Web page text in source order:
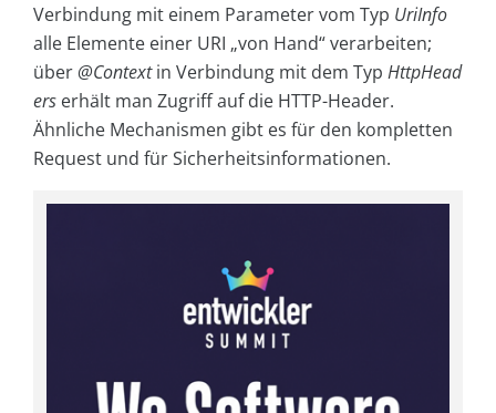
Verbindung mit einem Parameter vom Typ UriInfo
alle Elemente einer URI „von Hand“ verarbeiten;
über@Contextin Verbindung mit dem Typ HttpHead
ers erhält man Zugriff auf die HTTP-Header.
Ähnliche Mechanismen gibt es für den kompletten
Request und für Sicherheitsinformationen.